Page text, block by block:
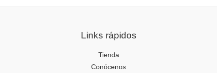
Links rápidos
Tienda
Conócenos